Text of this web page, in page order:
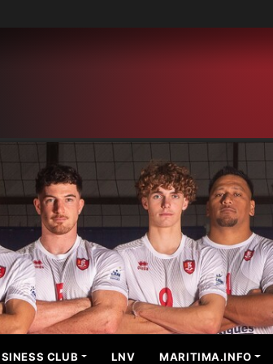
CLUB LNV MARITIMA.INFO